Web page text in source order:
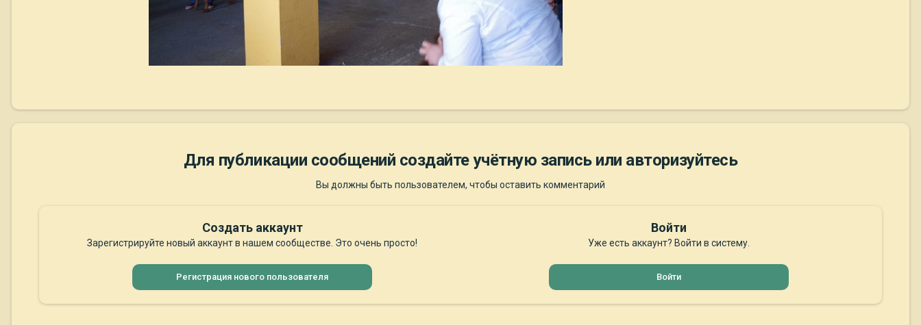
Для публикации сообщений создайте учётную запись или авторизуйтесь
Вы должны быть пользователем, чтобы оставить комментарий
Создать аккаунт
Зарегистрируйте новый аккаунт в нашем сообществе. Это очень просто!
Регистрация нового пользователя
Войти
Уже есть аккаунт? Войти в систему.
Войти